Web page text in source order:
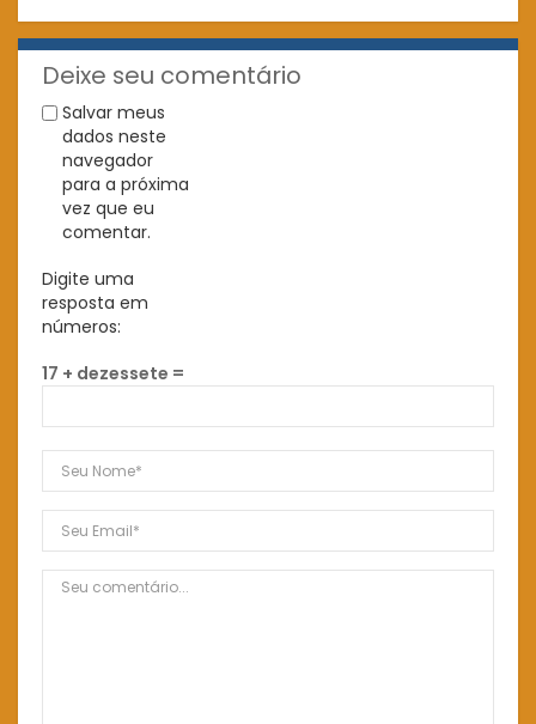
Deixe seu comentário
Salvar meus
dados neste
navegador
para a próxima
vez que eu
comentar.
Digite uma
resposta em
números:
17 + dezessete =